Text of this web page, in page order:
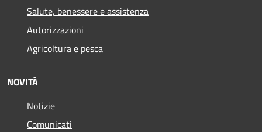
Salute, benessere e assistenza
Autorizzazioni
Agricoltura e pesca
NOVITÀ
Notizie
Comunicati